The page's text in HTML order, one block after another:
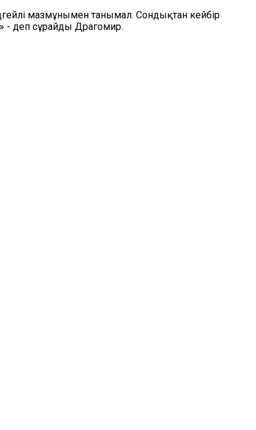
мазмұнымен танымал. Сондықтан кейбір
- деп сұрайды Драгомир.